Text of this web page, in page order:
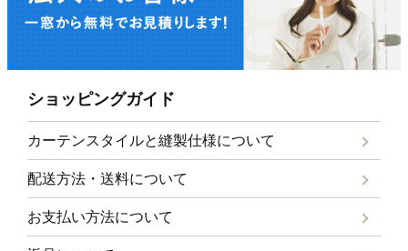
ショッピングガイド
カーテンスタイルと縫製仕様について
配送方法・送料について
お支払い方法について